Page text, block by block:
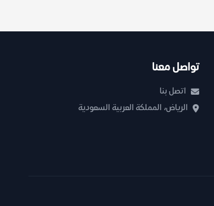
تواصل معنا
اتصل بنا
الرياض، المملكة العربية السعودية